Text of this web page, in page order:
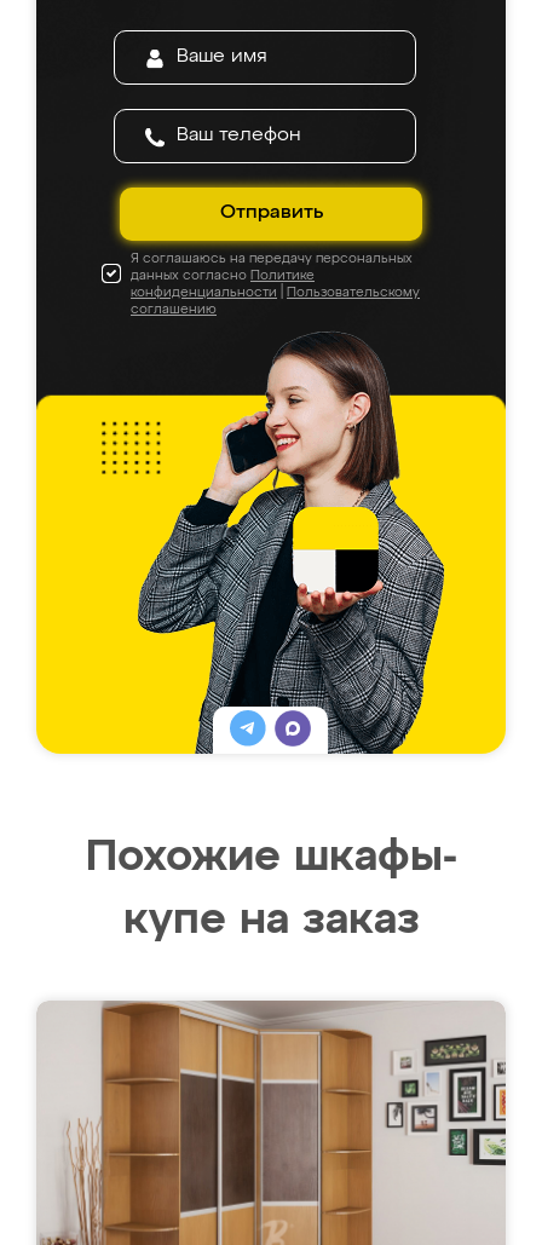
Отправить
Я соглашаюсь на передачу персональных
данных согласно Политике
конфиденциальности
Пользовательскому
соглашению
Похожие шкафы-
купе на заказ